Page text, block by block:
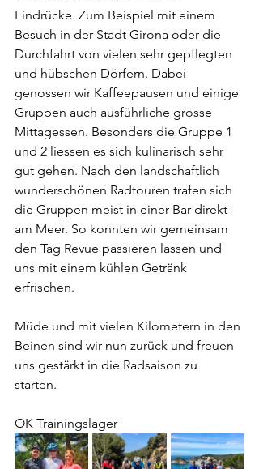
Eindrücke. Zum Beispiel mit einem
Besuch in der Stadt Girona oder die
Durchfahrt von vielen sehr gepflegten
und hübschen Dörfern. Dabei
genossen wir Kaffeepausen und einige
Gruppen auch ausführliche grosse
Mittagessen. Besonders die Gruppe 1
und 2 liessen es sich kulinarisch sehr
gut gehen. Nach den landschaftlich
wunderschönen Radtouren trafen sich
die Gruppen meist in einer Bar direkt
am Meer. So konnten wir gemeinsam
den Tag Revue passieren lassen und
uns mit einem kühlen Getränk
erfrischen.
Müde und mit vielen Kilometern in den
Beinen sind wir nun zurück und freuen
uns gestärkt in die Radsaison zu
starten.
OK Trainingslager